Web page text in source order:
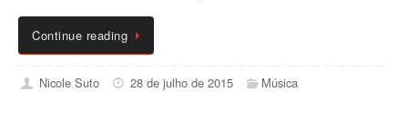
Continue reading
Nicole Suto 28 de julho de 2015 Música